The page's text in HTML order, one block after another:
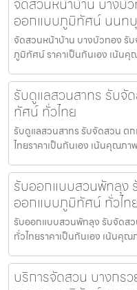
ออกแบบภูมิทัศน์ นนท
จัดสวนหน้าบ้าน บางบัวทอง รั
ภูมิทัศน์ ราคาเป็นกันเอง เน้น
รับดูแลสวนสาทร รับจั
ทัศน์ ทั่วไทย
รับดูแลสวนสาทร รับจัดสวน
ไทยราคาเป็นกันเอง เน้นคุณภ
รับออกแบบสวนพัทลุง
ออกแบบภูมิทัศน์ ทั่วไท
รับออกแบบสวนพัทลุง รับจัดส
ทั่วไทยราคาเป็นกันเอง เน้นคุ
บริการจัดสวน บางกร